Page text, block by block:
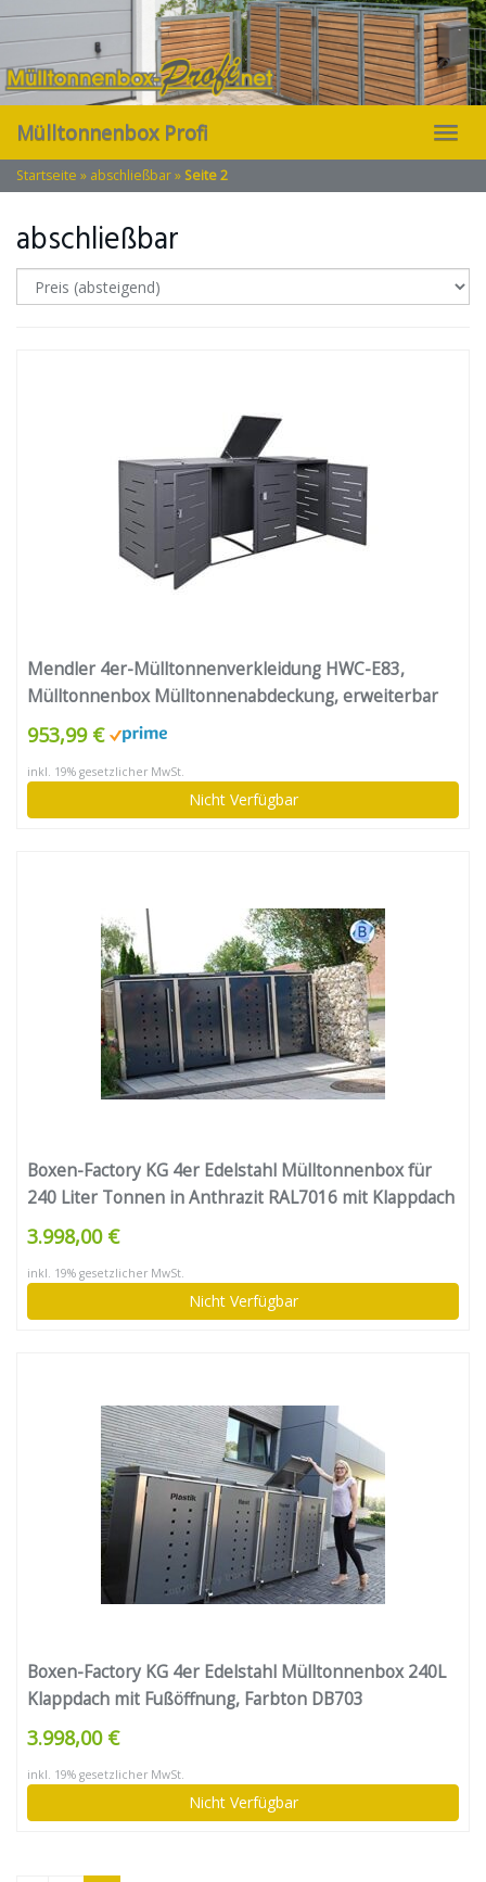
content
Mülltonnenbox Profi
Startseite » abschließbar» Seite 2
abschließbar
Mendler 4er-Mülltonnenverkleidung HWC-E83,
Mülltonnenbox Mülltonnenabdeckung, erweiterbar
108x61x76cm – Stahl anthrazit
953,99 €
inkl. 19% gesetzlicher MwSt.
Nicht Verfügbar
Boxen-Factory KG 4er Edelstahl Mülltonnenbox für
240 Liter Tonnen in Anthrazit RAL7016 mit Klappdach
3.998,00 €
inkl. 19% gesetzlicher MwSt.
Nicht Verfügbar
Boxen-Factory KG 4er Edelstahl Mülltonnenbox 240L
Klappdach mit Fußöffnung, Farbton DB703
(Dunkelgrau)
3.998,00 €
inkl. 19% gesetzlicher MwSt.
Nicht Verfügbar